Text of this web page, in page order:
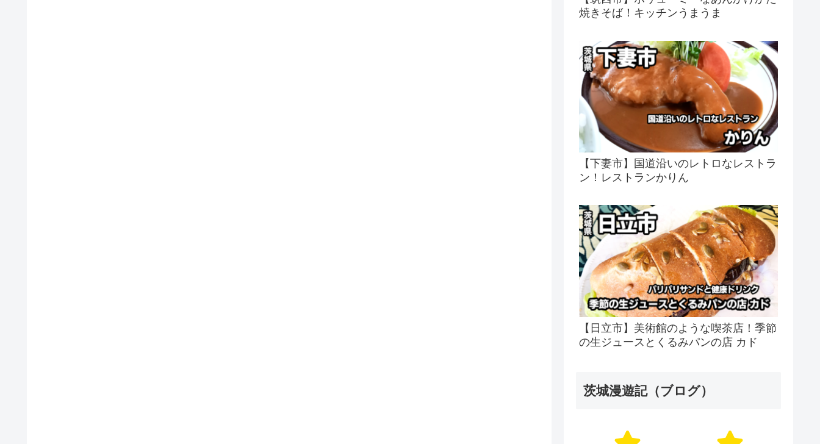
焼きそば！キッチンうまうま
【下妻市】国道沿いのレトロなレストラ
ン！レストランかりん
【日立市】美術館のような喫茶店！季節
の生ジュースとくるみパンの店 カド
茨城漫遊記（ブログ）